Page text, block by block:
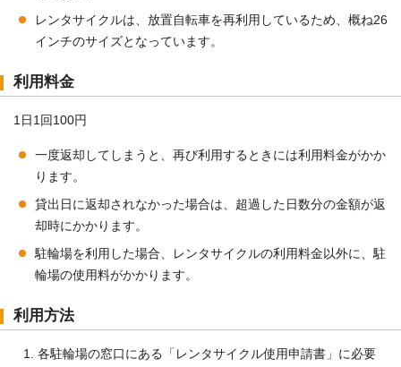
レンタサイクルは、放置自転車を再利用しているため、概ね26
インチのサイズとなっています。
利用料金
1日1回100円
一度返却してしまうと、再び利用するときには利用料金がかか
ります。
貸出日に返却されなかった場合は、超過した日数分の金額が返
却時にかかります。
駐輪場を利用した場合、レンタサイクルの利用料金以外に、駐
輪場の使用料がかかります。
利用方法
各駐輪場の窓口にある「レンタサイクル使用申請書」に必要